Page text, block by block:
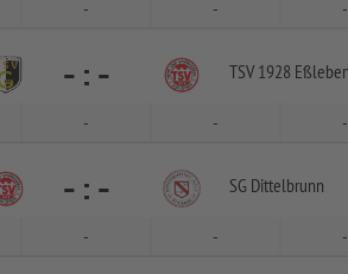
- - -
- : - TSV 1928 Eßleben
- - -
- : - SG Dittelbrunn
- - -